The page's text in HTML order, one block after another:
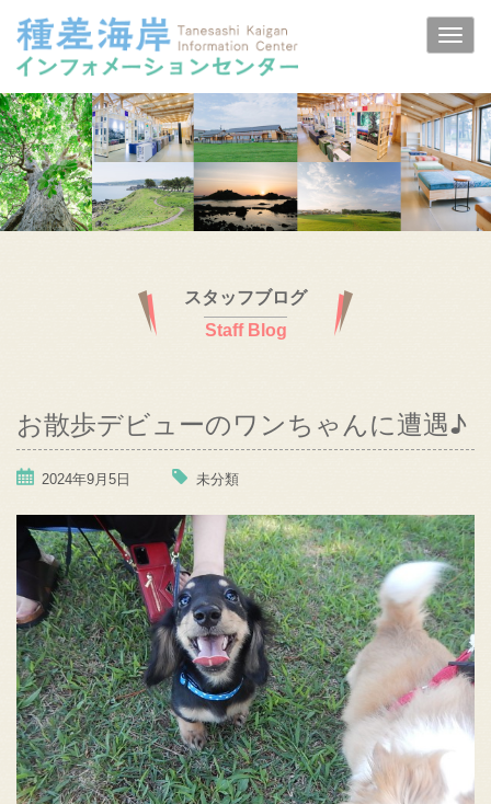
スタッフブログ
Staff Blog
お散歩デビューのワンちゃんに遭遇♪
2024年9月5日 未分類